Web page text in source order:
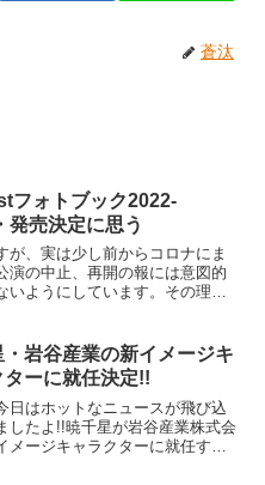
蒼汰
フォトブック2022-
発売決定に思う
が、実は少し前からコロナにま
演の中止、再開の報には意図的
いようにしています。その理由
か言えないから、そして私のブ
種のエンターテイメントだと思
ので、どうせ書くなら話題とし
がる...
・岩谷産業の新イメージキ
ターに就任決定!!
日はホットなニュースが飛び込
したよ!!暁千星が岩谷産業株式会
メージキャラクターに就任する